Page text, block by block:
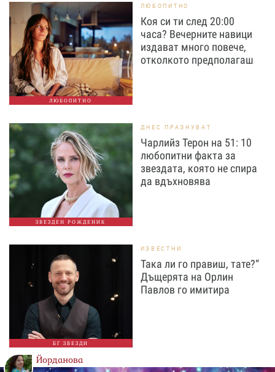
ЛЮБОПИТНО
ЛЮБОПИТНО
Коя си ти след 20:00
часа? Вечерните навици
издават много повече,
отколкото предполагаш
ЗВЕЗДЕН РОЖДЕНИК
ДНЕС ПРАЗНУВАТ
Чарлийз Терон на 51: 10
любопитни факта за
звездата, която не спира
да вдъхновява
БГ ЗВЕЗДИ
ИЗВЕСТНИ
Така ли го правиш, тате?“
Дъщерята на Орлин
Павлов го имитира
Йорданова